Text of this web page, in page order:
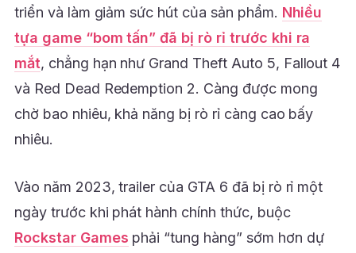
triển và làm giảm sức hút của sản phẩm. Nhiều
tựa game “bom tấn” đã bị rò rỉ trước khi ra
mắt, chẳng hạn như Grand Theft Auto 5, Fallout 4
và Red Dead Redemption 2. Càng được mong
chờ bao nhiêu, khả năng bị rò rỉ càng cao bấy
nhiêu.
Vào năm 2023, trailer của GTA 6 đã bị rò rỉ một
ngày trước khi phát hành chính thức, buộc
Rockstar Games phải “tung hàng” sớm hơn dự